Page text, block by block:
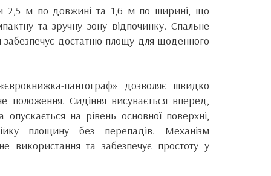
2,5 м по довжині та 1,6 м по ширині, що
та зручну зону відпочинку. Спальне
забезпечує достатню площу для щоденного
пантограф» дозволяє швидко
положення. Сидіння висувається вперед,
опускається на рівень основної поверхні,
площину без перепадів. Механізм
використання та забезпечує простоту у